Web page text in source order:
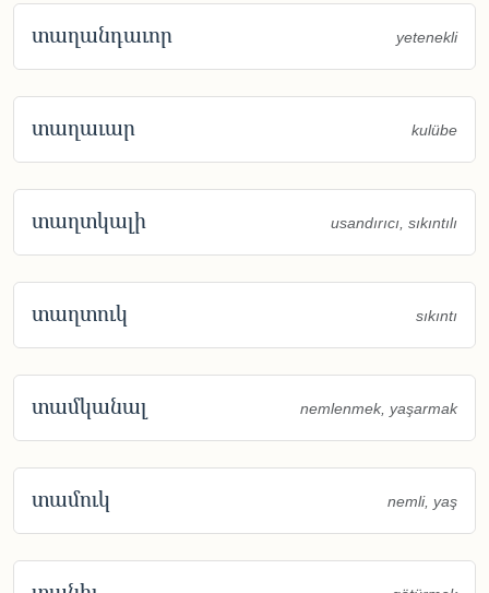
տաղանդաւոր yetenekli
տաղաւար kulübe
տաղտկալի usandırıcı, sıkıntılı
տաղտուկ sıkıntı
տամկանալ nemlenmek, yaşarmak
տամուկ nemli, yaş